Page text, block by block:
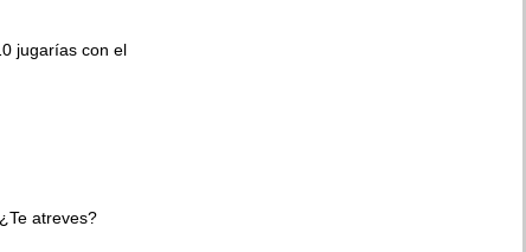
jugarías con el
atreves?